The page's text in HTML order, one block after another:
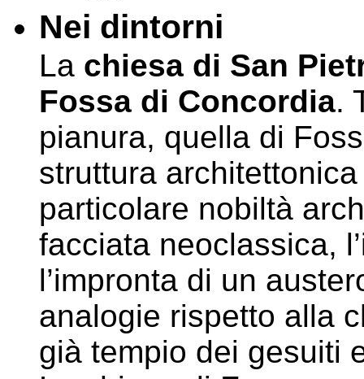
Nei dintorni
La chiesa di San
Fossa di Concordia.
pianura, quella di
struttura
particolare nobiltà
facciata neoclassica,
l’impronta di un
analogie rispetto alla
già tempio dei gesuiti